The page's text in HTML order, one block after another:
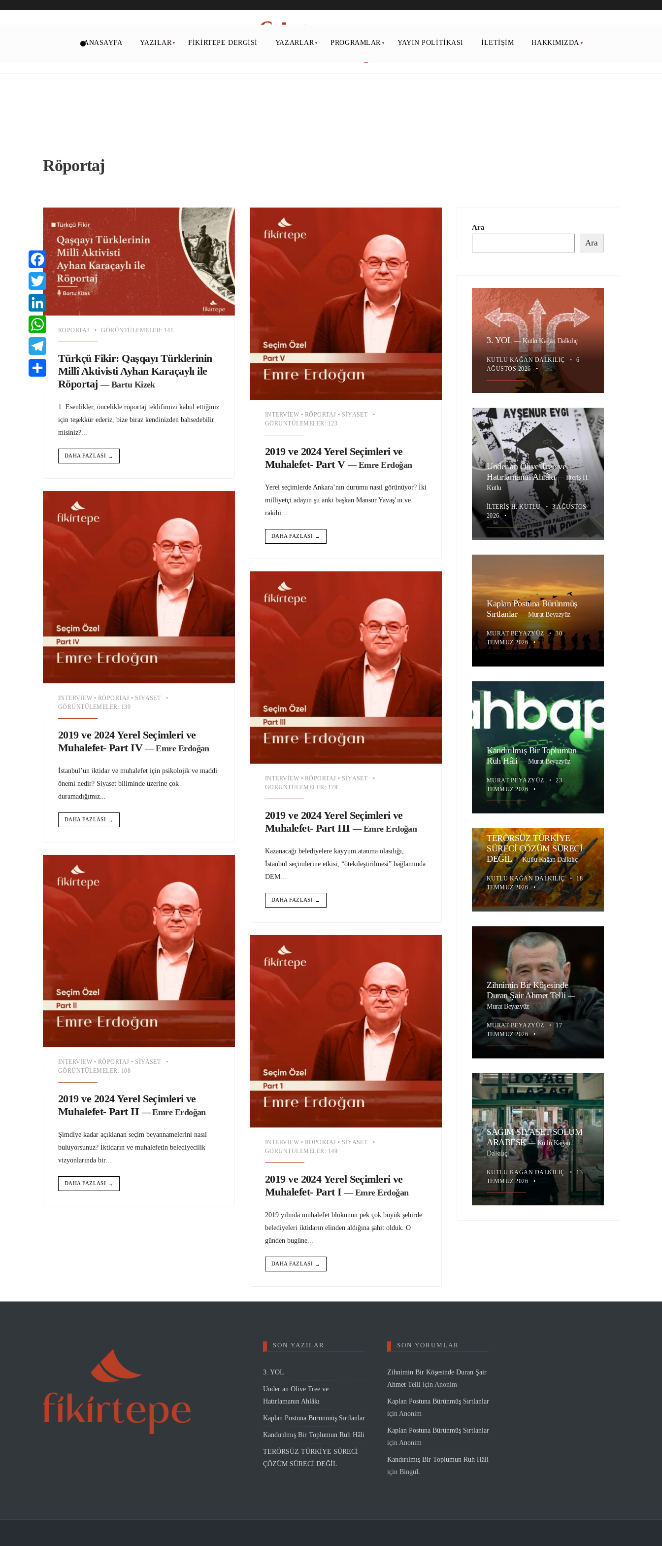
ANASAYFA YAZILAR FIKIRTEPE DERGISI YAZARLAR PROGRAMLAR YAYIN POLITIKASI İLETIŞIM HAKKIMIZDA
Röportaj
RÖPORTAJ • GÖRÜNTÜLEMELER: 141
Türkçü Fikir: Qaşqayı Türklerinin
Millî Aktivisti Ayhan Karaçaylı ile
Röportaj — Bartu Kizek
1: Esenlikler, öncelikle röportaj teklifimizi kabul ettiğiniz
için teşekkür ederiz, bize biraz kendinizden bahsedebilir
misiniz?...
DAHA FAZLASI →
INTERVIEW • RÖPORTAJ • SIYASET
•
GÖRÜNTÜLEMELER: 123
2019 ve 2024 Yerel Seçimleri ve
Muhalefet- Part V — Emre Erdoğan
Yerel seçimlerde Ankara’nın durumu nasıl görünüyor? İki
milliyetçi adayın şu anki başkan Mansur Yavaş’ın ve
rakibi...
DAHA FAZLASI →
INTERVIEW • RÖPORTAJ • SIYASET
•
GÖRÜNTÜLEMELER: 139
2019 ve 2024 Yerel Seçimleri ve
Muhalefet- Part IV — Emre Erdoğan
İstanbul’un iktidar ve muhalefet için psikolojik ve maddi
önemi nedir? Siyaset biliminde üzerine çok
duramadığımız...
DAHA FAZLASI →
INTERVIEW • RÖPORTAJ • SIYASET
•
GÖRÜNTÜLEMELER: 179
2019 ve 2024 Yerel Seçimleri ve
Muhalefet- Part III — Emre Erdoğan
Kazanacağı belediyelere kayyum atanma olasılığı,
İstanbul seçimlerine etkisi, “ötekileştirilmesi” bağlamında
DEM...
DAHA FAZLASI →
INTERVIEW • RÖPORTAJ • SIYASET
•
GÖRÜNTÜLEMELER: 108
2019 ve 2024 Yerel Seçimleri ve
Muhalefet- Part II — Emre Erdoğan
Şimdiye kadar açıklanan seçim beyannamelerini nasıl
buluyorsunuz? İktidarın ve muhalefetin belediyecilik
vizyonlarında bir...
DAHA FAZLASI →
INTERVIEW • RÖPORTAJ • SIYASET
•
GÖRÜNTÜLEMELER: 149
2019 ve 2024 Yerel Seçimleri ve
Muhalefet- Part I — Emre Erdoğan
2019 yılında muhalefet blokunun pek çok büyük şehirde
belediyeleri iktidarın elinden aldığına şahit olduk. O
günden bugüne...
DAHA FAZLASI →
Ara
Ara
3. YOL—Kutlu Kağan Dalkılıç
KUTLU KAĞAN DALKILIÇ •
6
AĞUSTOS 2026
•
Under an Olive Tree ve
Hatırlamanın Ahlâkı—İlteriş H.
Kutlu
İLTERIŞ H. KUTLU •
3 AĞUSTOS
2026
•
Kaplan Postuna Bürünmüş
Sırtlanlar—Murat Beyazyüz
MURAT BEYAZYÜZ •
30
TEMMUZ 2026 •
Kandırılmış Bir Toplumun
Ruh Hâli—Murat Beyazyüz
MURAT BEYAZYÜZ •
23
TEMMUZ 2026
•
TERÖRSÜZ TÜRKİYE
SÜRECİ ÇÖZÜM SÜRECİ
DEĞİL—Kutlu Kağan Dalkılıç
KUTLU KAĞAN DALKILIÇ • 18
TEMMUZ 2026 •
Zihnimin Bir Köşesinde
Duran Şair Ahmet Telli —
Murat Beyazyüz
MURAT BEYAZYÜZ •
17
TEMMUZ 2026 •
SAĞIM SİYASET SOLUM
ARABESK—Kutlu Kağan
Dalkılıç
KUTLU KAĞAN DALKILIÇ •
13
TEMMUZ 2026
•
SON YAZILAR
3. YOL
Under an Olive Tree ve
Hatırlamanın Ahlâkı
Kaplan Postuna Bürünmüş Sırtlanlar
Kandırılmış Bir Toplumun Ruh Hâli
TERÖRSÜZ TÜRKİYE SÜRECİ
ÇÖZÜM SÜRECİ DEĞİL
SON YORUMLAR
Zihnimin Bir Köşesinde Duran Şair
Ahmet Telli içinAnonim
Kaplan Postuna Bürünmüş Sırtlanlar
içinAnonim
Kaplan Postuna Bürünmüş Sırtlanlar
içinAnonim
Kandırılmış Bir Toplumun Ruh Hâli
için BingüL
Facebook
Twitter
LinkedIn
WhatsApp
Telegram